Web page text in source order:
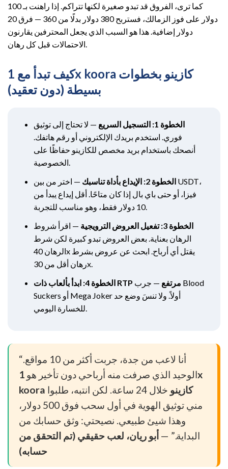
كما ترى، الفروق قد تبدو صغيرة لكنها تتراكم. إذا راهنت بـ 100
دولار على فوز الزمالك، فستربح 380 دولار بدلًا من 360 — فرق 20
دولار إضافية. هذا هو السبب الذي يجعل المحترفين يقارنون
الاحتمالات قبل كل رهان.
كيف تبدأ مع 1x koora كازينو بخطوات
بسيطة (دون تعقيد)
الخطوة 1: التسجيل السريع
— لا تحتاج إلى توثيق
فوري. استخدم بريدك الإلكتروني أو رقم هاتفك.
أنصحك باستخدام بريد مخصص للكازينو حفاظًا على
الخصوصية.
الخطوة 2: الإيداع بأداة تناسبك
— اختر من بين USDT،
فيزا، أو حتى باي بال إذا كان متاحًا. أقل إيداع يبدأ من
10 دولار فقط، وهو مناسب للتجربة.
الخطوة 3: تفعيل العروض الترويجية
— اقرأ شروط
الرهان بعناية. بعض العروض تبدو كبيرة لكن شرط
الرهان 40x يقتل أي أرباح. ابحث عن عروض بشرط
رهان أقل من 30x.
الخطوة 4: ابدأ بألعاب ذات RTP مرتفع — جرب Blood
Suckers أو Mega Joker أولاً. ولا تنسَ وضع حد
للخسارة اليومي.
“أنا لاعب من جدة، جربت أكثر من 10 مواقع.
الوحيد الذي صرفت منه أرباحي دون تأخير هو 1x
koora كازينو
خلال 24 ساعة. لكن انتبه، طلبوا
مني توثيق الهوية في أول سحب فوق 500 دولار،
وهذا شيئ طبيعي. نصيحتي: وثق حسابك من
البداية.” — أبو ريان، لعب حقيقي (تم التحقق من
حسابه)